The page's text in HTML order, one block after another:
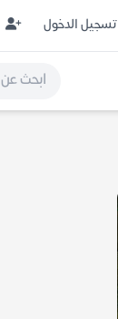
تسجيل الدخول